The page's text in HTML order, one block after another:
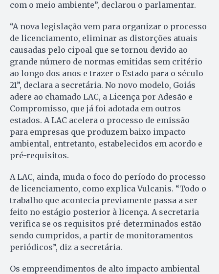
com o meio ambiente”, declarou o parlamentar.
“A nova legislação vem para organizar o processo
de licenciamento, eliminar as distorções atuais
causadas pelo cipoal que se tornou devido ao
grande número de normas emitidas sem critério
ao longo dos anos e trazer o Estado para o século
21”, declara a secretária. No novo modelo, Goiás
adere ao chamado LAC, a Licença por Adesão e
Compromisso, que já foi adotada em outros
estados. A LAC acelera o processo de emissão
para empresas que produzem baixo impacto
ambiental, entretanto, estabelecidos em acordo e
pré-requisitos.
A LAC, ainda, muda o foco do período do processo
de licenciamento, como explica Vulcanis. “Todo o
trabalho que acontecia previamente passa a ser
feito no estágio posterior à licença. A secretaria
verifica se os requisitos pré-determinados estão
sendo cumpridos, a partir de monitoramentos
periódicos”, diz a secretária.
Os empreendimentos de alto impacto ambiental